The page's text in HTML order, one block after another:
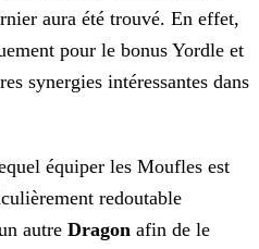
aura été trouvé. En effet,
pour le bonus Yordle et
synergies intéressantes dans
équiper les Moufles est
redoutable
autre Dragon afin de le